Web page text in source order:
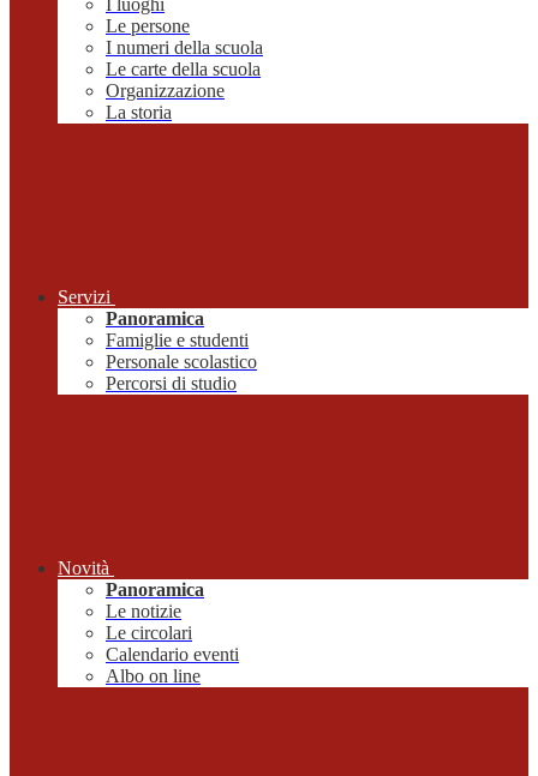
I luoghi
Le persone
I numeri della scuola
Le carte della scuola
Organizzazione
La storia
Servizi
Panoramica
Famiglie e studenti
Personale scolastico
Percorsi di studio
Novità
Panoramica
Le notizie
Le circolari
Calendario eventi
Albo on line